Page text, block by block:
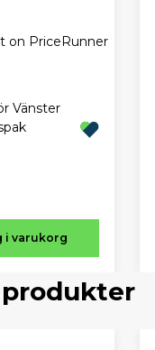
Vänster
i varukorg